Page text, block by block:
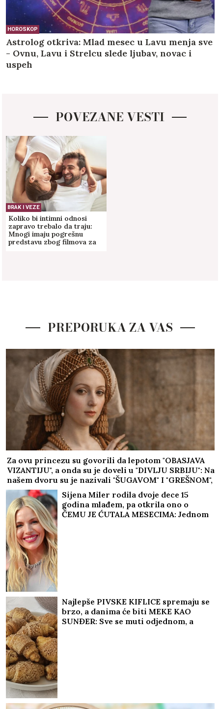
HOROSKOP
Astrolog otkriva: Mlad mesec u Lavu menja sve
- Ovnu, Lavu i Strelcu slede ljubav, novac i
uspeh
POVEZANE VESTI
BRAK I VEZE
Koliko bi intimni odnosi
zapravo trebalo da traju:
Mnogi imaju pogrešnu
predstavu zbog filmova za
PREPORUKA ZA VAS
Za ovu princezu su govorili da lepotom "OBASJAVA
VIZANTIJU", a onda su je doveli u "DIVLJU SRBIJU": Na
našem dvoru su je nazivali "ŠUGAVOM" I "GREŠNOM",
a onda su je proterali GOLU I BOSU
Sijena Miler rodila dvoje dece 15
godina mlađem, pa otkrila ono o
ČEMU JE ĆUTALA MESECIMA: Jednom
Najlepše PIVSKE KIFLICE spremaju se
brzo, a danima će biti MEKE KAO
SUNĐER: Sve se muti odjednom, a